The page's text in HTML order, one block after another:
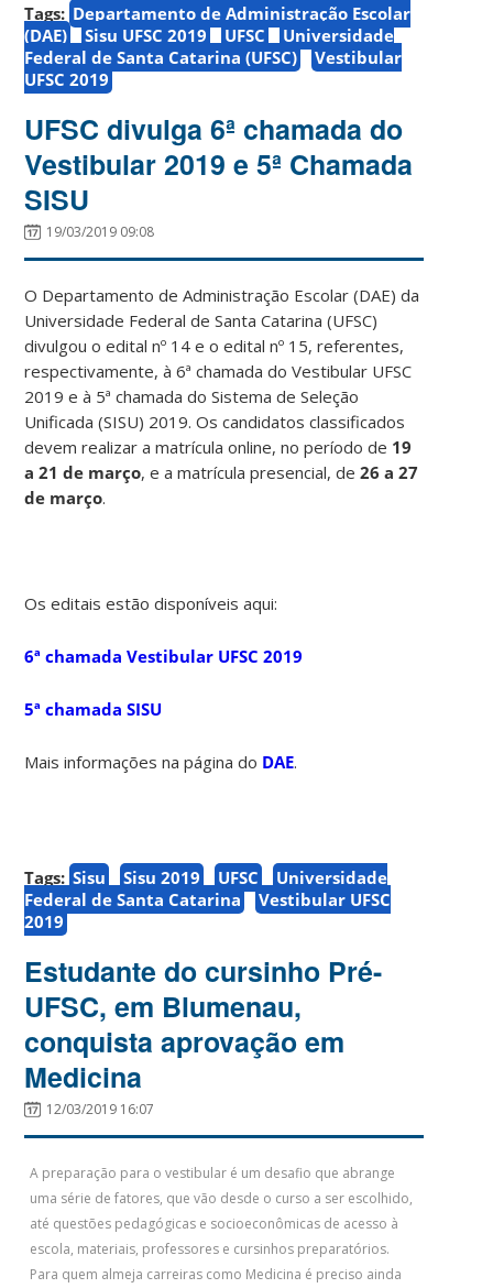
Tags: Departamento de Administração Escolar
(DAE)
Sisu UFSC 2019 UFSC
Universidade
Federal de Santa Catarina (UFSC)
Vestibular
UFSC 2019
UFSC divulga 6ª chamada do
Vestibular 2019 e 5ª Chamada
SISU
19/03/2019 09:08
O Departamento de Administração Escolar (DAE) da
Universidade Federal de Santa Catarina (UFSC)
divulgou o edital nº 14 e o edital nº 15, referentes,
respectivamente, à 6ª chamada do Vestibular UFSC
2019 e à 5ª chamada do Sistema de Seleção
Unificada (SISU) 2019. Os candidatos classificados
devem realizar a matrícula online, no período de 19
a 21 de março, e a matrícula presencial, de 26 a 27
de março.
Os editais estão disponíveis aqui:
6ª chamada Vestibular UFSC 2019
5ª chamada SISU
Mais informações na página do DAE.
Tags: Sisu Sisu 2019 UFSC
Universidade
Federal de Santa Catarina
Vestibular UFSC
2019
Estudante do cursinho Pré-
UFSC, em Blumenau,
conquista aprovação em
Medicina
12/03/2019 16:07
A preparação para o vestibular é um desafio que abrange
uma série de fatores, que vão desde o curso a ser escolhido,
até questões pedagógicas e socioeconômicas de acesso à
escola, materiais, professores e cursinhos preparatórios.
Para quem almeja carreiras como Medicina é preciso ainda